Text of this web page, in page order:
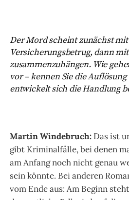
Der Mord scheint zunächst
Versicherungsbetrug, dann
zusammenzuhängen. Wie
vor – kennen Sie die Auflösung
entwickelt sich die Handlung
Martin Windebruch: Das ist
gibt Kriminalfälle, bei denen
am Anfang noch nicht genau
sein könnte. Bei anderen
vom Ende aus: Am Beginn